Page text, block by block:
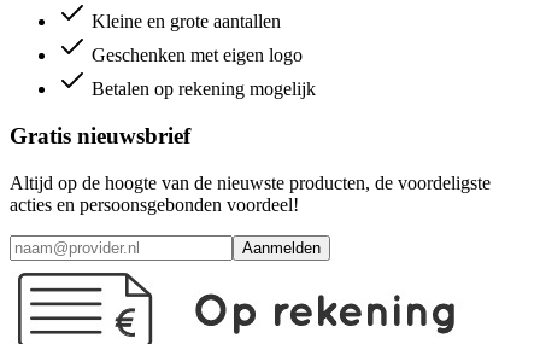
Kleine en grote aantallen
Geschenken met eigen logo
Betalen op rekening mogelijk
Gratis nieuwsbrief
Altijd op de hoogte van de nieuwste producten, de voordeligste
acties en persoonsgebonden voordeel!
Aanmelden